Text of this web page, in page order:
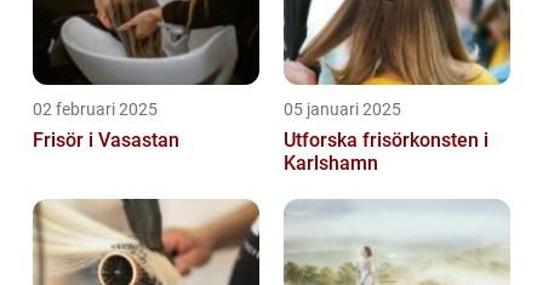
02 februari 2025
Frisör i Vasastan
05 januari 2025
Utforska frisörkonsten i
Karlshamn